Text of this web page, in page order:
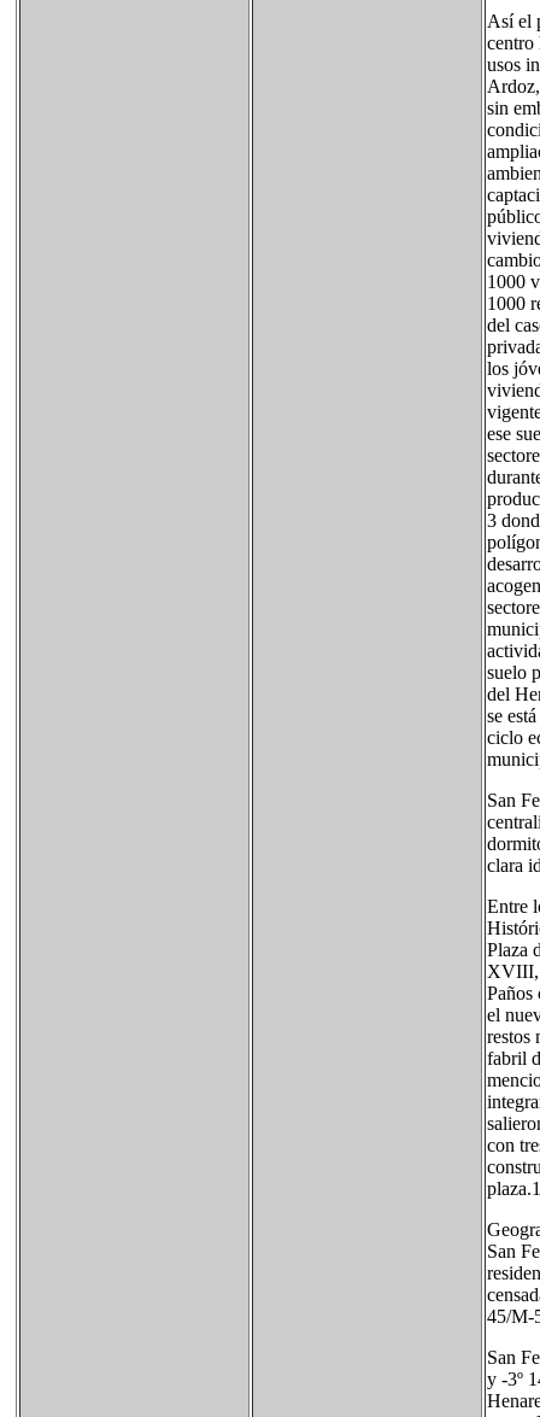
Así el
centro
usos
sin
1000
1000
del
los
ese
3
suelo
del
se
ciclo
San
clara
Entre
Plaza
XVIII,
Paños
el
restos
fabril
con
San
45/M-
San
y -3º